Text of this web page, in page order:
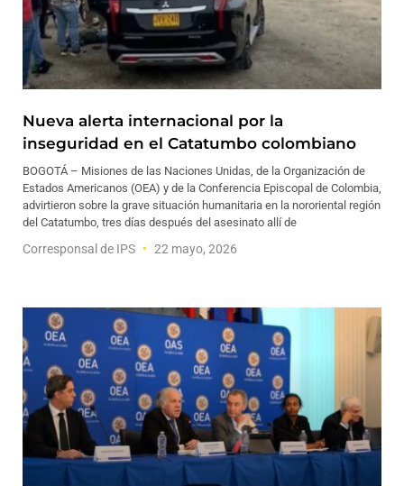
Nueva alerta internacional por la
inseguridad en el Catatumbo colombiano
BOGOTÁ – Misiones de las Naciones Unidas, de la Organización de
Estados Americanos (OEA) y de la Conferencia Episcopal de Colombia,
advirtieron sobre la grave situación humanitaria en la nororiental región
del Catatumbo, tres días después del asesinato allí de
Corresponsal de IPS 22 mayo, 2026